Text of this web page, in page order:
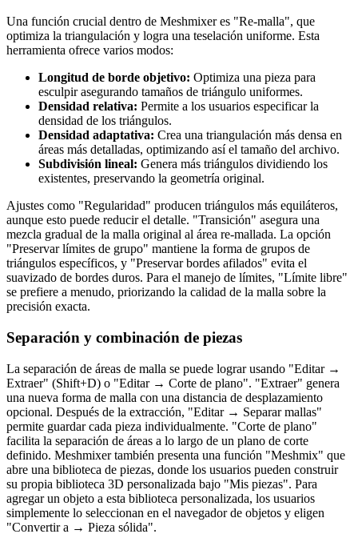
Una función crucial dentro de Meshmixer es "Re-malla", que
optimiza la triangulación y logra una teselación uniforme. Esta
herramienta ofrece varios modos:
Longitud de borde objetivo: Optimiza una pieza para
esculpir asegurando tamaños de triángulo uniformes.
Densidad relativa: Permite a los usuarios especificar la
densidad de los triángulos.
Densidad adaptativa: Crea una triangulación más densa en
áreas más detalladas, optimizando así el tamaño del archivo.
Subdivisión lineal: Genera más triángulos dividiendo los
existentes, preservando la geometría original.
Ajustes como "Regularidad" producen triángulos más equiláteros,
aunque esto puede reducir el detalle. "Transición" asegura una
mezcla gradual de la malla original al área re-mallada. La opción
"Preservar límites de grupo" mantiene la forma de grupos de
triángulos específicos, y "Preservar bordes afilados" evita el
suavizado de bordes duros. Para el manejo de límites, "Límite libre"
se prefiere a menudo, priorizando la calidad de la malla sobre la
precisión exacta.
Separación y combinación de piezas
La separación de áreas de malla se puede lograr usando "Editar →
Extraer" (Shift+D) o "Editar → Corte de plano". "Extraer" genera
una nueva forma de malla con una distancia de desplazamiento
opcional. Después de la extracción, "Editar → Separar mallas"
permite guardar cada pieza individualmente. "Corte de plano"
facilita la separación de áreas a lo largo de un plano de corte
definido. Meshmixer también presenta una función "Meshmix" que
abre una biblioteca de piezas, donde los usuarios pueden construir
su propia biblioteca 3D personalizada bajo "Mis piezas". Para
agregar un objeto a esta biblioteca personalizada, los usuarios
simplemente lo seleccionan en el navegador de objetos y eligen
"Convertir a → Pieza sólida".